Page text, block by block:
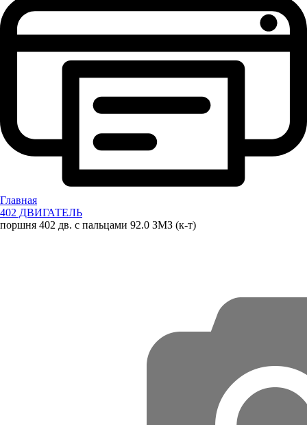
Главная
402 ДВИГАТЕЛЬ
поршня 402 дв. с пальцами 92.0 ЗМЗ (к-т)